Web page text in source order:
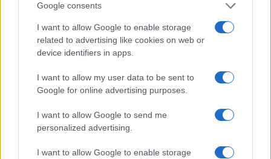
Google consents
I want to allow Google to enable storage
related to advertising like cookies on web or
device identifiers in apps.
I want to allow my user data to be sent to
Google for online advertising purposes.
I want to allow Google to send me
personalized advertising.
I want to allow Google to enable storage
Toekomstige verwachtingen
Met meer sneeuw op komst blijft de situatie
onzeker. Weersvoorspellingen geven aan dat er